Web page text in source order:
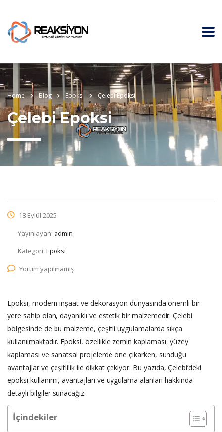
Home Blog Epoksi Çelebi Epoksi
Çelebi Epoksi
18 Eylül 2025
Yayınlayan: admin
Kategori: Epoksi
Yorum yapılmamış
Epoksi, modern inşaat ve dekorasyon dünyasında önemli bir
yere sahip olan, dayanıklı ve estetik bir malzemedir. Çelebi
bölgesinde de bu malzeme, çeşitli uygulamalarda sıkça
kullanılmaktadır. Epoksi, özellikle zemin kaplaması, yüzey
kaplaması ve sanatsal projelerde öne çıkarken, sunduğu
avantajlar ve çeşitlilik ile dikkat çekiyor. Bu yazıda, Çelebi’deki
epoksi kullanımı, avantajları ve uygulama alanları hakkında
detaylı bilgiler sunacağız.
İçindekiler